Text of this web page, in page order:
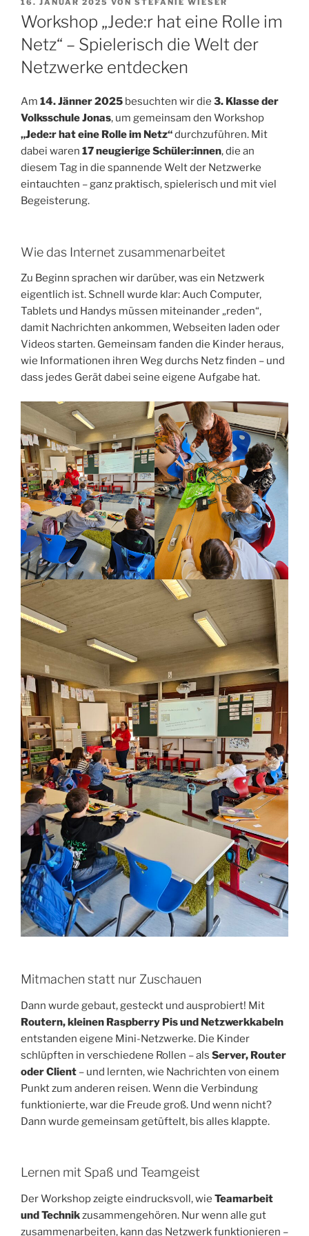
AM
16. JANUAR 2025 VON STEFANIE WIESER
Workshop „Jede:r hat eine Rolle im
Netz“ – Spielerisch die Welt der
Netzwerke entdecken
Am 14. Jänner 2025 besuchten wir die 3. Klasse der
Volksschule Jonas, um gemeinsam den Workshop
„Jede:r hat eine Rolle im Netz“durchzuführen. Mit
dabei waren 17 neugierige Schüler:innen, die an
diesem Tag in die spannende Welt der Netzwerke
eintauchten – ganz praktisch, spielerisch und mit viel
Begeisterung.
Wie das Internet zusammenarbeitet
Zu Beginn sprachen wir darüber, was ein Netzwerk
eigentlich ist. Schnell wurde klar: Auch Computer,
Tablets und Handys müssen miteinander „reden“,
damit Nachrichten ankommen, Webseiten laden oder
Videos starten. Gemeinsam fanden die Kinder heraus,
wie Informationen ihren Weg durchs Netz finden – und
dass jedes Gerät dabei seine eigene Aufgabe hat.
Mitmachen statt nur Zuschauen
Dann wurde gebaut, gesteckt und ausprobiert! Mit
Routern, kleinen Raspberry Pis und Netzwerkkabeln
entstanden eigene Mini-Netzwerke. Die Kinder
schlüpften in verschiedene Rollen – als Server, Router
oder Client – und lernten, wie Nachrichten von einem
Punkt zum anderen reisen. Wenn die Verbindung
funktionierte, war die Freude groß. Und wenn nicht?
Dann wurde gemeinsam getüftelt, bis alles klappte.
Lernen mit Spaß und Teamgeist
Der Workshop zeigte eindrucksvoll, wie Teamarbeit
und Technikzusammengehören. Nur wenn alle gut
zusammenarbeiten, kann das Netzwerk funktionieren –